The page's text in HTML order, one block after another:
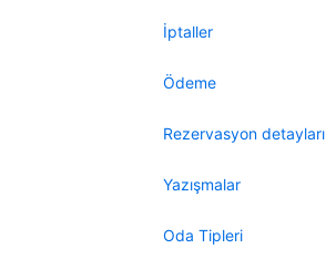
İptaller
Ödeme
Rezervasyon detayları
Yazışmalar
Oda Tipleri